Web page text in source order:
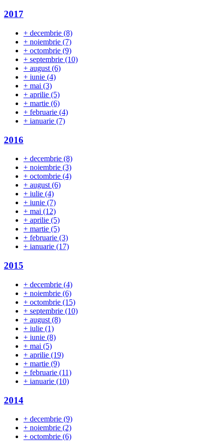
2017
+ decembrie (8)
+ noiembrie (7)
+ octombrie (9)
+ septembrie (10)
+ august (6)
+ iunie (4)
+ mai (3)
+ aprilie (5)
+ martie (6)
+ februarie (4)
+ ianuarie (7)
2016
+ decembrie (8)
+ noiembrie (3)
+ octombrie (4)
+ august(6)
+ iulie (4)
+ iunie (7)
+ mai (12)
+ aprilie (5)
+ martie (5)
+ februarie (3)
+ ianuarie (17)
2015
+ decembrie (4)
+ noiembrie (6)
+ octombrie (15)
+ septembrie (10)
+ august (8)
+ iulie (1)
+ iunie (8)
+ mai (5)
+ aprilie (19)
+ martie (9)
+ februarie (11)
+ ianuarie (10)
2014
+ decembrie (9)
+ noiembrie (2)
+ octombrie (6)